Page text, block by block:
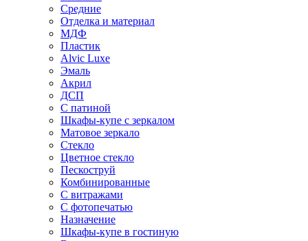
Средние
Отделка и материал
МДФ
Пластик
Alvic Luxe
Эмаль
Акрил
ДСП
С патиной
Шкафы-купе с зеркалом
Матовое зеркало
Стекло
Цветное стекло
Пескоструй
Комбинированные
С витражами
С фотопечатью
Назначение
Шкафы-купе в гостиную